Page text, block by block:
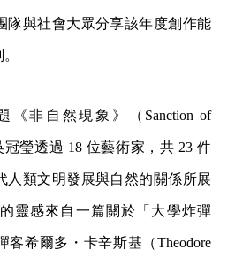
隊與社會大眾分享該年度創作能
《非自然現象》（Sanction of
冠瑩透過 18 位藝術家，共 23 件
人類文明發展與自然的關係所展
靈感來自一篇關於「大學炸彈
客希爾多・卡辛斯基（Theodore